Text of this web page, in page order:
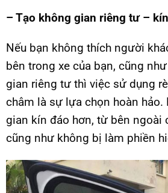
– Tạo không gian riêng tư –
Nếu bạn không thích người
bên trong xe của bạn, cũng
gian riêng tư thì việc sử dụng
châm là sự lựa chọn hoàn hảo.
gian kín đáo hơn, từ bên ngoài
cũng như không bị làm phiền